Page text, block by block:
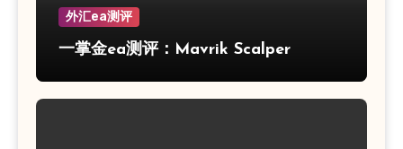
外汇ea测评
一掌金ea测评：Mavrik Scalper